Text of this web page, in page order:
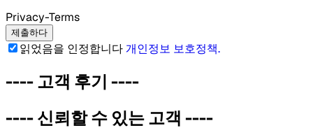
Privacy-Terms
제출하다
읽었음을 인정합니다개인정보 보호정책.
----고객 후기 ----
----신뢰할 수 있는 고객 ----